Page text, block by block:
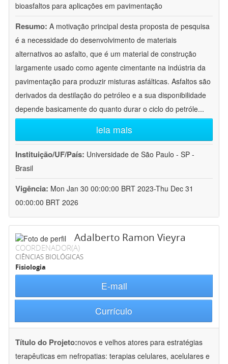
bioasfaltos para aplicações em pavimentação
Resumo: A motivação principal desta proposta de pesquisa
é a necessidade do desenvolvimento de materiais
alternativos ao asfalto, que é um material de construção
largamente usado como agente cimentante na indústria da
pavimentação para produzir misturas asfálticas. Asfaltos são
derivados da destilação do petróleo e a sua disponibilidade
depende basicamente do quanto durar o ciclo do petróle...
leia mais
Instituição/UF/País: Universidade de São Paulo - SP -
Brasil
Vigência: Mon Jan 30 00:00:00 BRT 2023-Thu Dec 31
00:00:00 BRT 2026
Adalberto Ramon Vieyra
COORDENADOR(A)
CIÊNCIAS BIOLÓGICAS
Fisiologia
E-mail
Currículo
Título do Projeto:novos e velhos atores para estratégias
terapêuticas em nefropatias: terapias celulares, acelulares e